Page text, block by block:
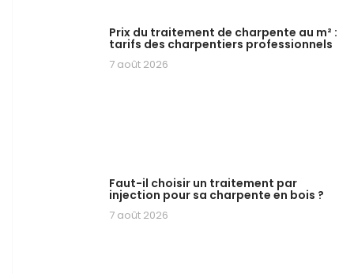
Prix du traitement de charpente au m² :
tarifs des charpentiers professionnels
7 août 2026
Faut-il choisir un traitement par
injection pour sa charpente en bois ?
7 août 2026